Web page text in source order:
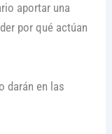
aportar una
por qué actúan
darán en las